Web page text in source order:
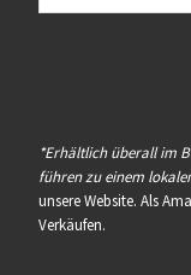
*Erhältlich überall im
führen zu einem
unsere Website. Als
Verkäufen.